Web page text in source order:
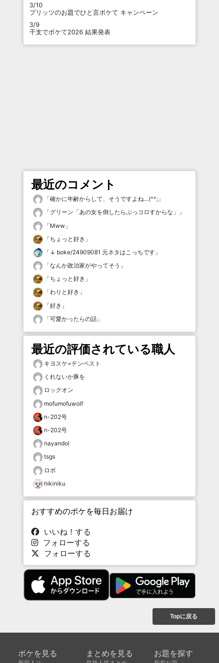
3/10
プリッツのお題でひと言ボケて キャンペーン
3/9
干支でボケて2026 結果発表
最近のコメント
「確かに年齢からして、そうですよね…(^^; 」
「グリーン「あの女を倒したらぶっコロすからな」
」
「Mww 」
「ちょっと好き 」
「 ↓ boke/24909081 元ネタはこっちです 」
「なんか政治家がやってそう 」
「ちょっと好き 」
「わりと好き 」
「好き 」
「可愛かったらの話 」
最近の評価されている職人
キヨスケ=テンペスト
くれないか豚を
ロックオン
mofumofuwolf
n-202号
n-202号
nayandol
tsgs
ロボ
hikiniku
おすすめのボケを毎日お届け
いいね！する
フォローする
フォローする
Topに戻る
ボケを見る まとめを見る お題を探す